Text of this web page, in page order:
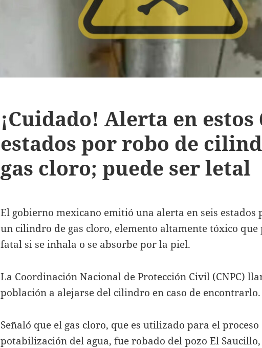
¡Cuidado! Alerta en estos
estados por robo de
gas cloro; puede ser letal
El gobierno mexicano emitió una alerta en seis estados
un cilindro de gas cloro, elemento altamente tóxico que
fatal si se inhala o se absorbe por la piel.
La Coordinación Nacional de Protección Civil (CNPC)
población a alejarse del cilindro en caso de encontrarlo.
Señaló que el gas cloro, que es utilizado para el proceso
potabilización del agua, fue robado del pozo El